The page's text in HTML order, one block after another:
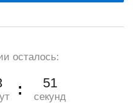
осталось:
50
секунд